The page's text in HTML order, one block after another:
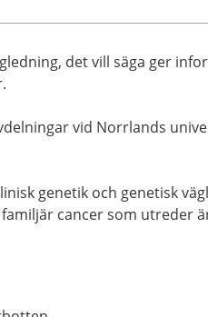
det vill säga ger
vid Norrlands
genetik och genetisk
cancer som utreder